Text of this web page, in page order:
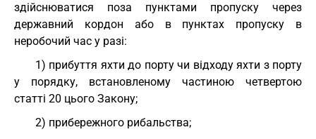
здійснюватися поза пунктами пропуску через
державний кордон або в пунктах пропуску в
неробочий час у разі:
1) прибуття яхти до порту чи відходу яхти з порту
у порядку, встановленому частиною четвертою
статті 20 цього Закону;
2) прибережного рибальства;